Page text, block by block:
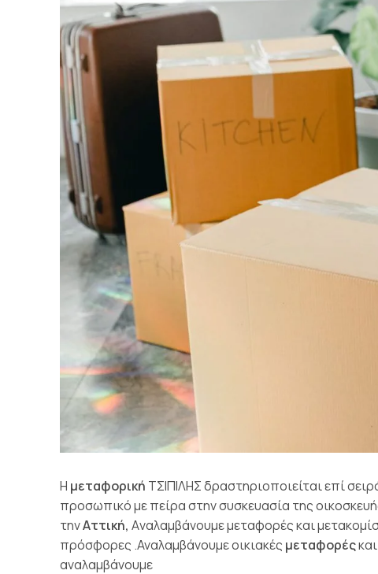
Η μεταφορική ΤΣΙΠΙΛΗΣ δραστηριοποιείται επί
προσωπικό με πείρα στην συσκευασία της
τηνΑττική, Aναλαμβάνουμε μεταφορές και
πρόσφορες .Αναλαμβάνουμε οικιακές μεταφορέςκαι
αναλαμβάνουμε